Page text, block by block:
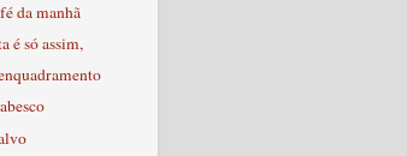
da manhã
é só assim,